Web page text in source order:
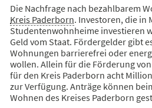
Die Nachfrage nach bezahlbarem
Kreis Paderborn. Investoren, die in
Studentenwohnheime investieren
Geld vom Staat. Fördergelder gibt
Wohnungen barrierefrei oder
wollen. Allein für die Förderung
für den Kreis Paderborn acht
zur Verfügung. Anträge können
Wohnen des Kreises Paderborn